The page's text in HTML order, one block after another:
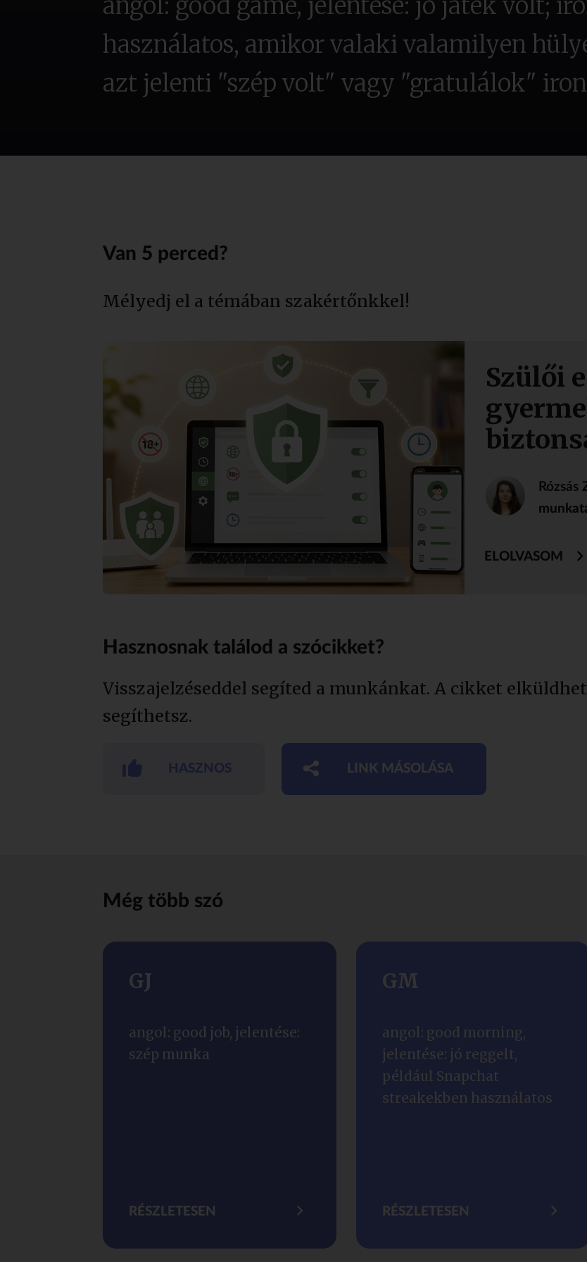
angol: good game, jelentése: jó játék volt;
használatos, amikor valaki valamilyen
azt jelenti "szép volt" vagy "gratulálok"
Van 5 perced?
Mélyedj el a témában szakértőnkkel!
Szülői
Rózsás
ELOLVASOM
Hasznosnak találod a szócikket?
Visszajelzéseddel segíted a munkánkat. A cikket
segíthetsz.
HASZNOS LINK MÁSOLÁSA
Még több szó
GJ
angol: good job, jelentése:
szép munka
RÉSZLETESEN
GM
angol: good morning,
jelentése: jó reggelt,
például Snapchat
streakekben használatos
RÉSZLETESEN